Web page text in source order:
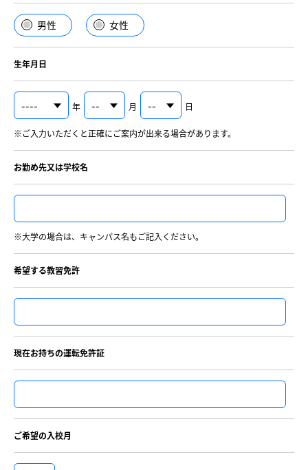
男性 女性
生年月日
年 月 日
※ご入力いただくと正確にご案内が出来る場合があります。
お勤め先又は学校名
※大学の場合は、キャンパス名もご記入ください。
希望する教習免許
現在お持ちの運転免許証
ご希望の入校月